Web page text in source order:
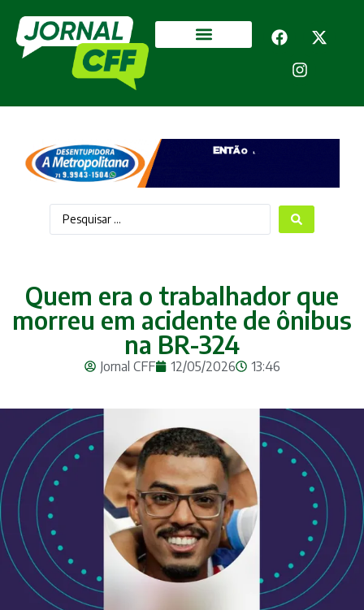
Quem era o trabalhador que
morreu em acidente de ônibus
na BR-324
Jornal CFF 12/05/2026 13:46